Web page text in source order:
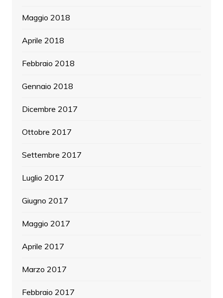
Maggio 2018
Aprile 2018
Febbraio 2018
Gennaio 2018
Dicembre 2017
Ottobre 2017
Settembre 2017
Luglio 2017
Giugno 2017
Maggio 2017
Aprile 2017
Marzo 2017
Febbraio 2017